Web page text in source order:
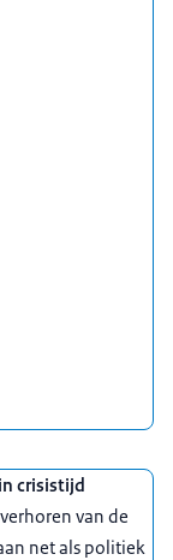
crisistijd
van de
net als politiek